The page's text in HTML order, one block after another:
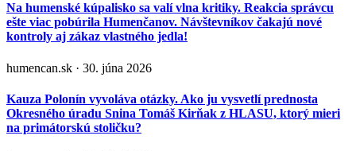
Na humenské kúpalisko sa valí vlna kritiky. Reakcia správcu
ešte viac pobúrila Humenčanov. Návštevníkov čakajú nové
kontroly aj zákaz vlastného jedla!
humencan.sk · 30. júna 2026
Kauza Polonín vyvoláva otázky. Ako ju vysvetlí prednosta
Okresného úradu Snina Tomáš Kirňak z HLASU, ktorý mieri
na primátorskú stoličku?